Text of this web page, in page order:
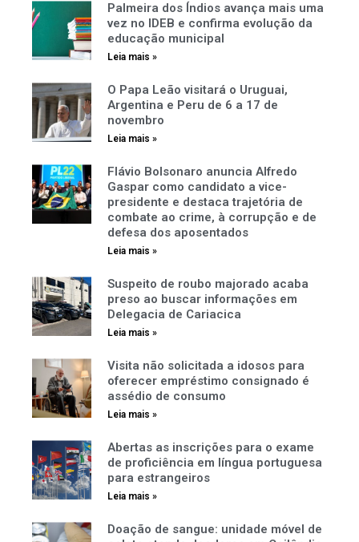
Palmeira dos Índios avança mais uma
vez no IDEB e confirma evolução da
educação municipal
Leia mais »
O Papa Leão visitará o Uruguai,
Argentina e Peru de 6 a 17 de
novembro
Leia mais »
Flávio Bolsonaro anuncia Alfredo
Gaspar como candidato a vice-
presidente e destaca trajetória de
combate ao crime, à corrupção e de
defesa dos aposentados
Leia mais »
Suspeito de roubo majorado acaba
preso ao buscar informações em
Delegacia de Cariacica
Leia mais »
Visita não solicitada a idosos para
oferecer empréstimo consignado é
assédio de consumo
Leia mais »
Abertas as inscrições para o exame
de proficiência em língua portuguesa
para estrangeiros
Leia mais »
Doação de sangue: unidade móvel de